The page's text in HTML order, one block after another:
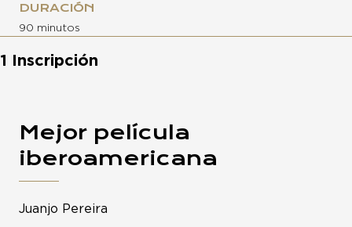
DURACIÓN
90 minutos
1 Inscripción
Mejor película
iberoamericana
Juanjo Pereira